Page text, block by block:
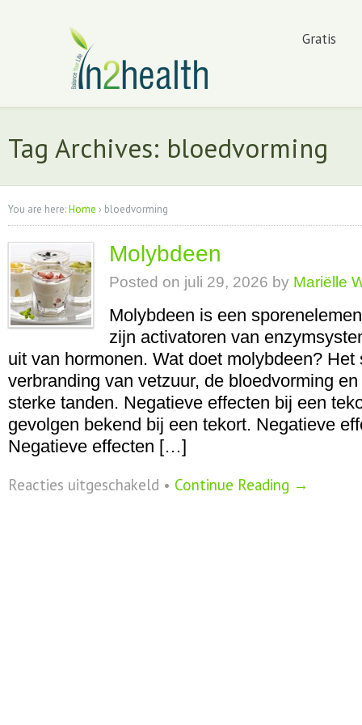
Gratis
Tag Archives: bloedvorming
You are here:Home › bloedvorming
Molybdeen
Posted on juli 29, 2026 by Mariëlle
Molybdeen is een
zijn activatoren van
uit van hormonen. Wat doet molybdeen?
verbranding van vetzuur, de bloedvorming
sterke tanden. Negatieve effecten bij een
gevolgen bekend bij een tekort. Negatieve
Negatieve effecten […]
Reacties uitgeschakeld voor
Molybdeen
• Continue Reading →